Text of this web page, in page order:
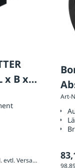
B x H
74,61 € / Stück inkl. 19 % MwSt., zzgl. evtl. Versandkosten
Art-